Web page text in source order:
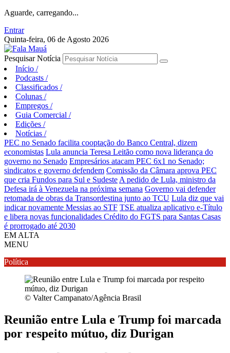
Aguarde, carregando...
Entrar
Quinta-feira, 06 de Agosto 2026
Pesquisar Notícia
Início /
Podcasts /
Classificados /
Colunas /
Empregos /
Guia Comercial /
Edições /
Notícias /
PEC no Senado facilita cooptação do Banco Central, dizem
economistas Lula anuncia Teresa Leitão como nova liderança do
governo no Senado Empresários atacam PEC 6x1 no Senado;
sindicatos e governo defendem Comissão da Câmara aprova PEC
que cria Fundos para Sul e Sudeste A pedido de Lula, ministro da
Defesa irá à Venezuela na próxima semana Governo vai defender
retomada de obras da Transordestina junto ao TCU Lula diz que vai
indicar novamente Messias ao STF TSE atualiza aplicativo e-Título
e libera novas funcionalidades Crédito do FGTS para Santas Casas
é prorrogado até 2030
EM ALTA
MENU
Política
© Valter Campanato/Agência Brasil
Reunião entre Lula e Trump foi marcada
por respeito mútuo, diz Durigan